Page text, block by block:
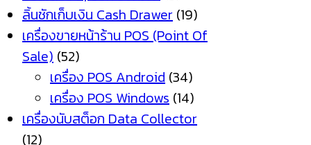
ลิ้นชักเก็บเงิน Cash Drawer (19)
เครื่องขายหน้าร้าน POS (Point Of
Sale) (52)
เครื่อง POS Android (34)
เครื่อง POS Windows (14)
เครื่องนับสต็อก Data Collector
(12)